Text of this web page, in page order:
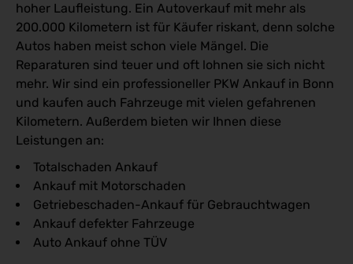
hoher Laufleistung. Ein Autoverkauf mit mehr als
200.000 Kilometern ist für Käufer riskant, denn solche
Autos haben meist schon viele Mängel. Die
Reparaturen sind teuer und oft lohnen sie sich nicht
mehr. Wir sind ein professioneller PKW Ankauf in Bonn
und kaufen auch Fahrzeuge mit vielen gefahrenen
Kilometern. Außerdem bieten wir Ihnen diese
Leistungen an:
Totalschaden Ankauf
Ankauf mit Motorschaden
Getriebeschaden-Ankauf für Gebrauchtwagen
Ankauf defekter Fahrzeuge
Auto Ankauf ohne TÜV